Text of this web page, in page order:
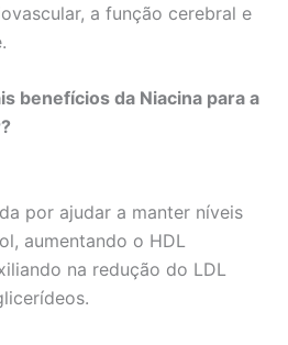
a função cerebral e
benefícios da Niacina para a
por ajudar a manter níveis
aumentando o HDL
na redução do LDL